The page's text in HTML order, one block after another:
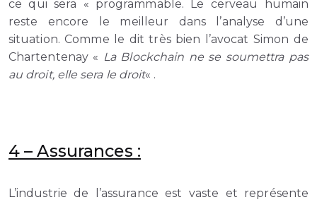
ce qui sera « programmable. Le cerveau humain
reste encore le meilleur dans l’analyse d’une
situation. Comme le dit très bien l’avocat Simon de
Chartentenay « La Blockchain ne se soumettra pas
au droit, elle sera le droit« .
4 –Assurances :
L’industrie de l’assurance est vaste et représente